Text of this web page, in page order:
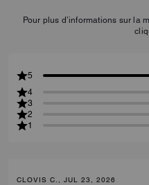
Pour plus d’informations sur la
5
4
3
2
1
CLOVIS C., JUL 23, 2026